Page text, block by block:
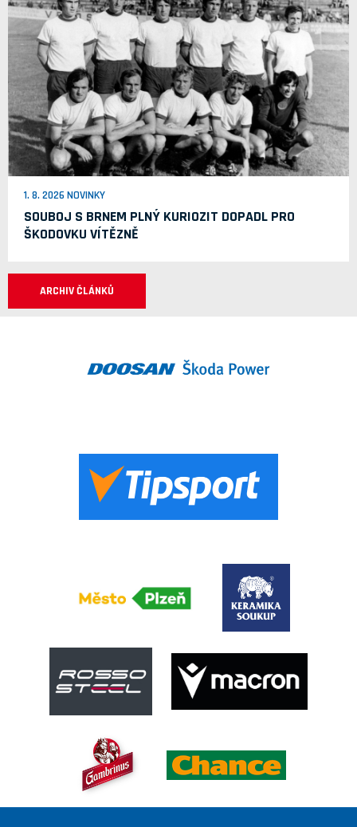
1. 8. 2026 NOVINKY
SOUBOJ S BRNEM PLNÝ KURIOZIT DOPADL PRO
ŠKODOVKU VÍTĚZNĚ
ARCHIV ČLÁNKŮ